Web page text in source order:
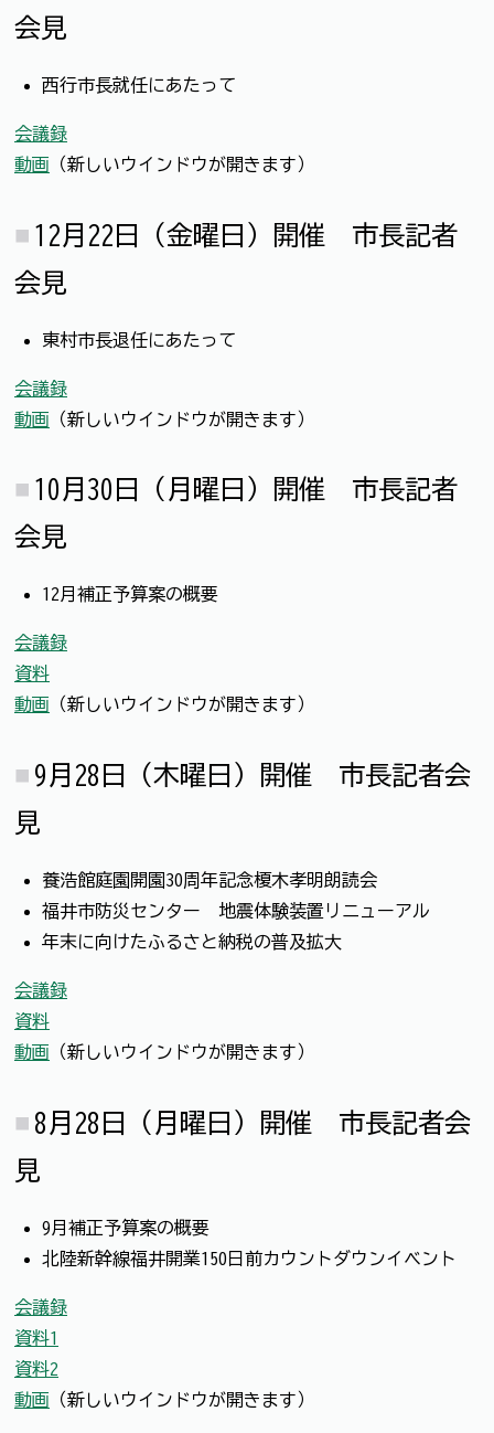
会見
西行市長就任にあたって
会議録
動画 （新しいウインドウが開きます）
12月22日（金曜日）開催 市長記者
会見
東村市長退任にあたって
会議録
動画 （新しいウインドウが開きます）
10月30日（月曜日）開催 市長記者
会見
12月補正予算案の概要
会議録
資料
動画 （新しいウインドウが開きます）
9月28日（木曜日）開催 市長記者会
見
養浩館庭園開園30周年記念榎木孝明朗読会
福井市防災センター 地震体験装置リニューアル
年末に向けたふるさと納税の普及拡大
会議録
資料
動画 （新しいウインドウが開きます）
8月28日（月曜日）開催 市長記者会
見
9月補正予算案の概要
北陸新幹線福井開業150日前カウントダウンイベント
会議録
資料1
資料2
動画 （新しいウインドウが開きます）